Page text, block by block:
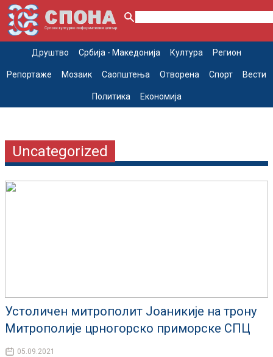
Друштво Србија - Македонија Култура Регион
Репортаже Мозаик Саопштења Отворена Спорт Вести
Политика Економија
Uncategorized
Устоличен митрополит Јоаникије на трону
Митрополије црногорско приморске СПЦ
05.09.2021